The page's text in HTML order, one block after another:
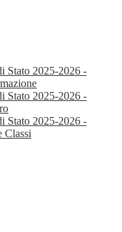
Stato 2025-2026 -
Stato 2025-2026 -
Stato 2025-2026 -
Classi